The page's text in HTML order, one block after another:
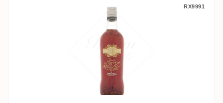
Domaine de Séverin Marsolle - Punch
RX9991